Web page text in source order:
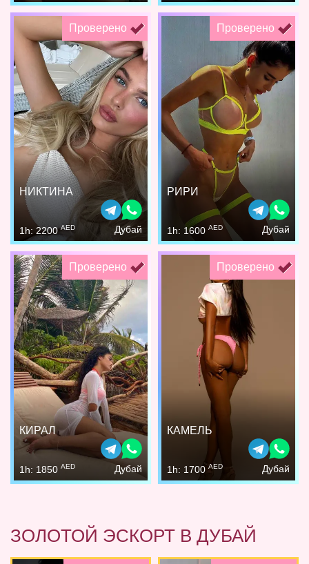
Проверено
НИКТИНА
1h: 2200AED Дубай
Проверено
РИРИ
1h: 1600 AED Дубай
Проверено
КИРАЛ
1h: 1850 AED Дубай
Проверено
КАМЕЛЬ
1h: 1700 AED Дубай
ЗОЛОТОЙ ЭСКОРТ В ДУБАЙ